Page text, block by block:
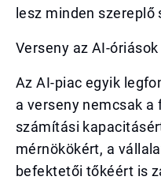
lesz minden szereplő
Verseny az AI-
Az AI-piac egyik
a verseny nemcsak a
számítási
mérnökökért, a
befektetői tőkéért is